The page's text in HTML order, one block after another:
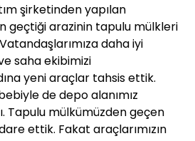
şirketinden yapılan
geçtiği arazinin tapulu mülkleri
daha iyi
saha ekibimizi
yeni araçlar tahsis ettik.
de depo alanımız
Tapulu mülkümüzden geçen
ettik. Fakat araçlarımızın